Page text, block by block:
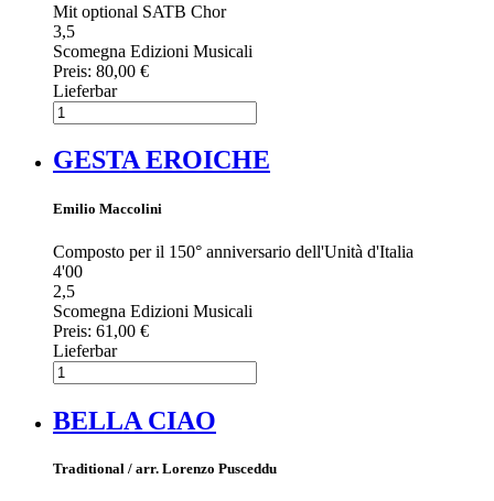
Mit optional SATB Chor
3,5
Scomegna Edizioni Musicali
Preis: 80,00 €
Lieferbar
GESTA EROICHE
Emilio Maccolini
Composto per il 150° anniversario dell'Unità d'Italia
4'00
2,5
Scomegna Edizioni Musicali
Preis: 61,00 €
Lieferbar
BELLA CIAO
Traditional / arr. Lorenzo Pusceddu